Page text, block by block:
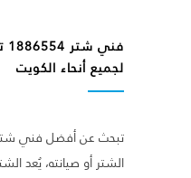
لجميع أنحاء الكويت
تبحث عن أفضل فني
الشتر أو صيانته، يُعد